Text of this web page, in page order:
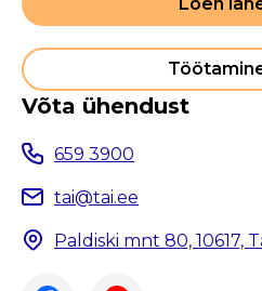
Võta ühendust
659 3900
tai@tai.ee
Paldiski mnt 80, 10617,